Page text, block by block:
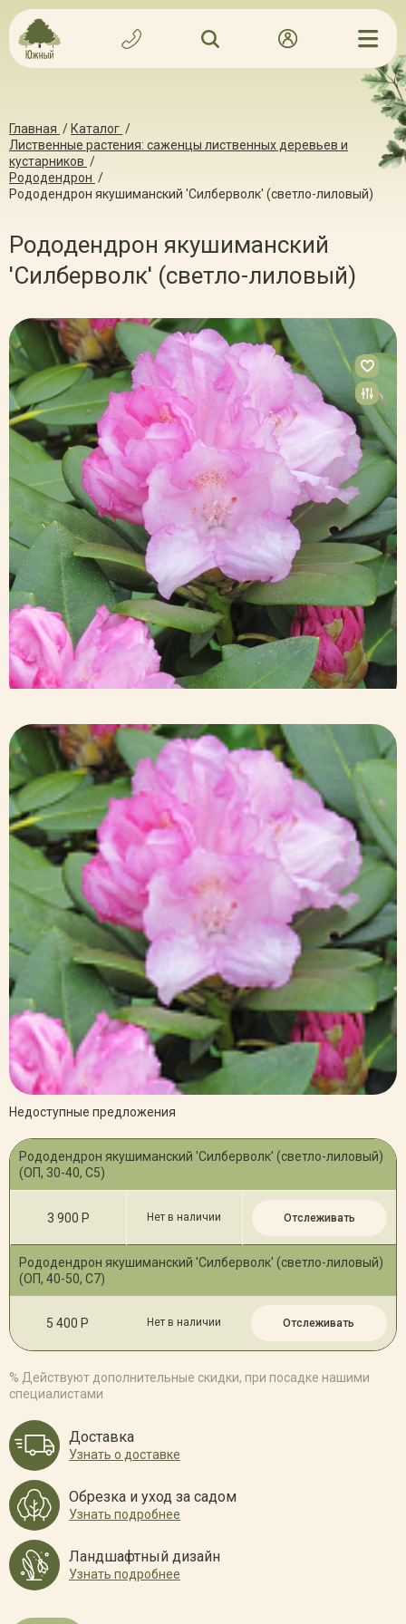
Главная / Каталог /
Лиственные растения: саженцы лиственных деревьев и
кустарников /
Рододендрон /
Рододендрон якушиманский 'Силберволк' (светло-лиловый)
Рододендрон якушиманский
'Силберволк' (светло-лиловый)
Недоступные предложения
Рододендрон якушиманский 'Силберволк' (светло-лиловый)
(ОП, 30-40, С5)
3 900 Р Нет в наличии Отслеживать
Рододендрон якушиманский 'Силберволк' (светло-лиловый)
(ОП, 40-50, С7)
5 400 Р Нет в наличии Отслеживать
% Действуют дополнительные скидки, при посадке нашими
специалистами
Доставка
Узнать о доставке
Обрезка и уход за садом
Узнать подробнее
Ландшафтный дизайн
Узнать подробнее